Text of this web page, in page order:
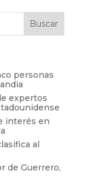
personas
expertos
interés en
al
de Guerrero,